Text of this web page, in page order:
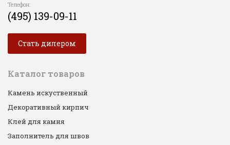
Телефон:
(495) 139-09-11
Стать дилером
Каталог товаров
Камень искуственный
Декоративный кирпич
Клей для камня
Заполнитель для швов